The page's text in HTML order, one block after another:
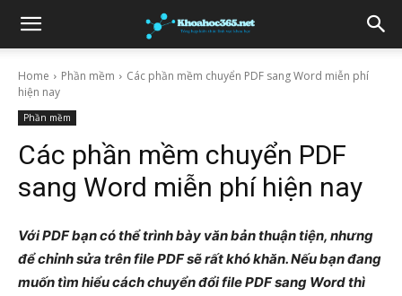
Home Phần mềm
Các phần mềm chuyển PDF sang Word miễn phí
hiện nay
Phần mềm
Các phần mềm chuyển PDF
sang Word miễn phí hiện nay
Với PDF bạn có thể trình bày văn bản thuận tiện, nhưng
để chỉnh sửa trên file PDF sẽ rất khó khăn. Nếu bạn đang
muốn tìm hiểu cách chuyển đổi file PDF sang Word thì